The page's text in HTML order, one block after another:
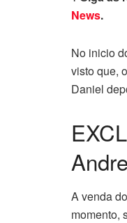
News.
No inicio
visto que,
Daniel
A venda
momento,